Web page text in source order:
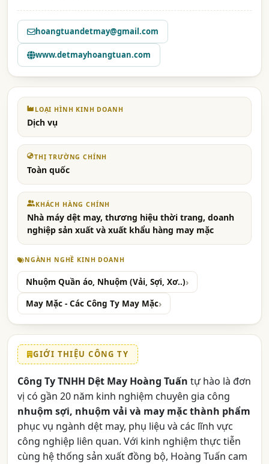
hoangtuandetmay@gmail.com
www.detmayhoangtuan.com
LOẠI HÌNH KINH DOANH
Dịch vụ
THỊ TRƯỜNG CHÍNH
Toàn quốc
KHÁCH HÀNG CHÍNH
Nhà máy dệt may, thương hiệu thời trang, doanh
nghiệp sản xuất và xuất khẩu hàng may mặc
NGÀNH NGHỀ KINH DOANH
Nhuộm Quần áo, Nhuộm (Vải, Sợi, Xơ..)
May Mặc - Các Công Ty May Mặc
GIỚI THIỆU CÔNG TY
Công Ty TNHH Dệt May Hoàng Tuấn tự hào là đơn
vị có gần 20 năm kinh nghiệm chuyên gia công
nhuộm sợi, nhuộm vải và may mặc thành phẩm
phục vụ ngành dệt may, phụ liệu và các lĩnh vực
công nghiệp liên quan. Với kinh nghiệm thực tiễn
cùng hệ thống sản xuất đồng bộ, Hoàng Tuấn cam